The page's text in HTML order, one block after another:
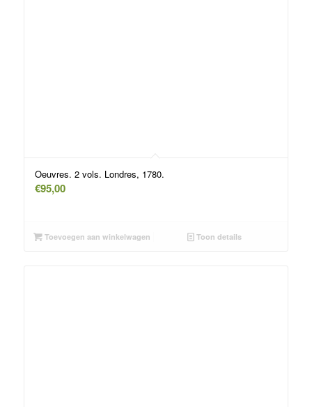
Oeuvres. 2 vols. Londres, 1780.
€95,00
Toevoegen aan winkelwagen Toon details